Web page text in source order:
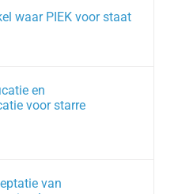
waar PIEK voor staat
en
voor starre
van